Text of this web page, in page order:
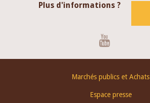
Plus d'informations ?
Marchés publics et Achats
Espace presse